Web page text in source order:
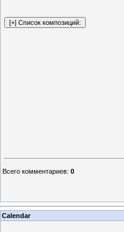
Всего комментариев: 0
Calendar